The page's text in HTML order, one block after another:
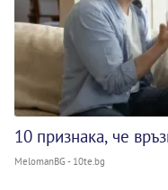
10 признака, че
MelomanBG - 10te.bg